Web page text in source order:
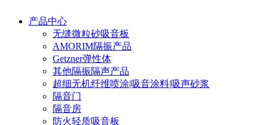
产品中心
无缝微粒砂吸音板
AMORIM隔振产品
Getzner弹性体
其他隔振隔声产品
超细无机纤维喷涂|吸音涂料|吸声砂浆
隔音门
隔音房
防火轻质吸音板